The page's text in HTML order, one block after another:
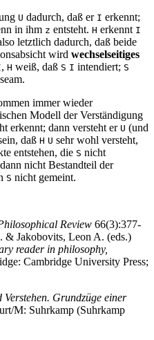
U dadurch, daß er I erkennt;
in ihm z entsteht. H erkennt I
letztlich dadurch, daß beide
wird wechselseitiges
, H weiß, daß S I intendiert; S
immer wieder
Modell der Verständigung
erkennt; dann versteht er U (und
daß H U sehr wohl versteht,
entstehen, die S nicht
nicht Bestandteil der
S nicht gemeint.
Review 66(3):377-
& Jakobovits, Leon A. (eds.)
reader in philosophy,
Cambridge University Press;
Verstehen. Grundzüge einer
M: Suhrkamp (Suhrkamp